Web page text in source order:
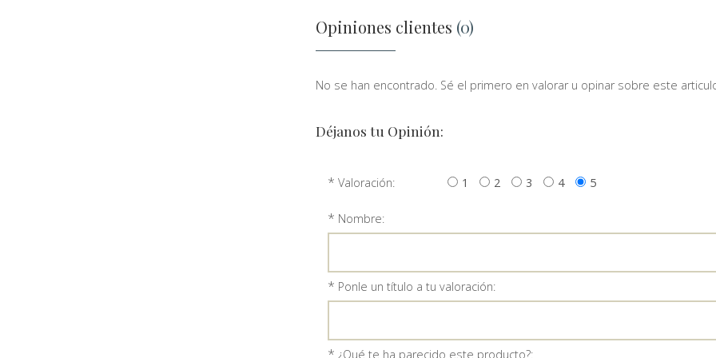
Opiniones clientes (0)
No se han encontrado. Sé el primero en valorar u opinar sobre este
Déjanos tu Opinión:
* Valoración: 1 2 3 4 5
* Nombre:
* Ponle un título a tu valoración:
* ¿Qué te ha parecido este producto?: